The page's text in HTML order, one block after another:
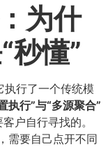
为什
秒懂”​
执行了一个传统模
执行”与“多源聚合”​
户自行寻找的。
需要自己点开不同